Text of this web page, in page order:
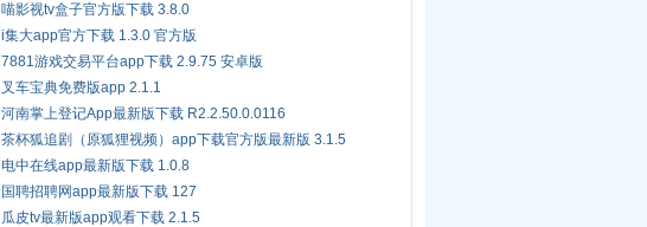
喵影视tv盒子官方版下载 3.8.0
i集大app官方下载 1.3.0 官方版
7881游戏交易平台app下载 2.9.75 安卓版
叉车宝典免费版app 2.1.1
河南掌上登记App最新版下载 R2.2.50.0.0116
茶杯狐追剧（原狐狸视频）app下载官方版最新版 3.1.5
电中在线app最新版下载 1.0.8
国聘招聘网app最新版下载 127
瓜皮tv最新版app观看下载 2.1.5